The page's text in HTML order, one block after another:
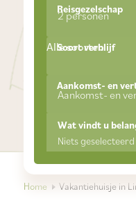
Soort verblijf
Alle soorten
Aankomst- en
Reisgezelschap
2 personen
Wat vindt u
Niets geselecteerd
Home Vakantiehuisje in